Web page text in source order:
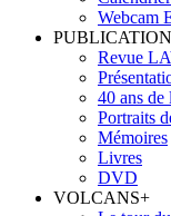
Webcam
Revue
40 ans
Portraits
Mémoires
Livres
DVD
VOLCANS+